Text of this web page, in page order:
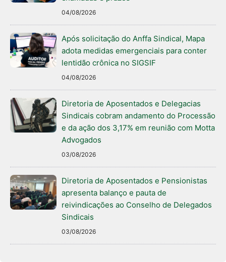
04/08/2026
Após solicitação do Anffa Sindical, Mapa
adota medidas emergenciais para conter
lentidão crônica no SIGSIF
04/08/2026
Diretoria de Aposentados e Delegacias
Sindicais cobram andamento do Processão
e da ação dos 3,17% em reunião com Motta
Advogados
03/08/2026
Diretoria de Aposentados e Pensionistas
apresenta balanço e pauta de
reivindicações ao Conselho de Delegados
Sindicais
03/08/2026